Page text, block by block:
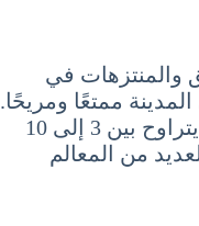
والمنتزهات في
ممتعًا ومريحًا.
إلى جانب الطقس المعتدل الذي يتراوح بين 3 إلى 10
من المعالم